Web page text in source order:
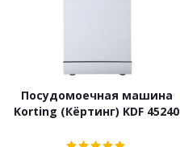
Посудомоечная машина
Korting (Кёртинг) KDF 45240